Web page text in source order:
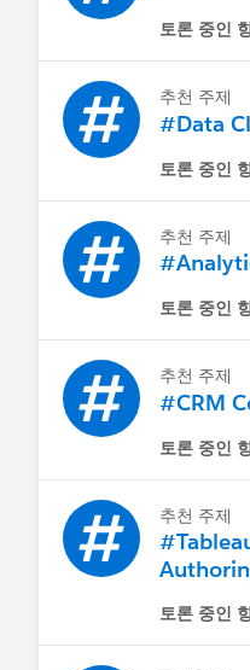
토론 중인
추천 주제
#Data
토론 중인
추천 주제
토론 중인
추천 주제
#CRM
토론 중인
추천 주제
토론 중인